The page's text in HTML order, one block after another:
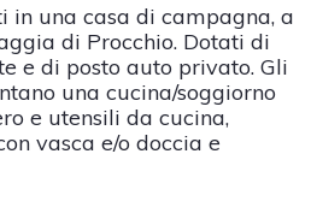
una casa di campagna, a
di Procchio. Dotati di
e di posto auto privato. Gli
una cucina/soggiorno
e utensili da cucina,
vasca e/o doccia e